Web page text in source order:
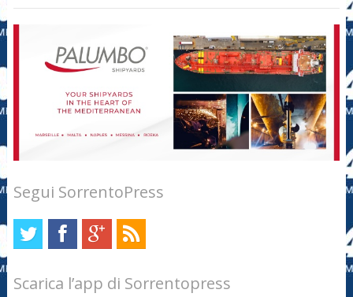
Segui SorrentoPress
Scarica l’app di Sorrentopress